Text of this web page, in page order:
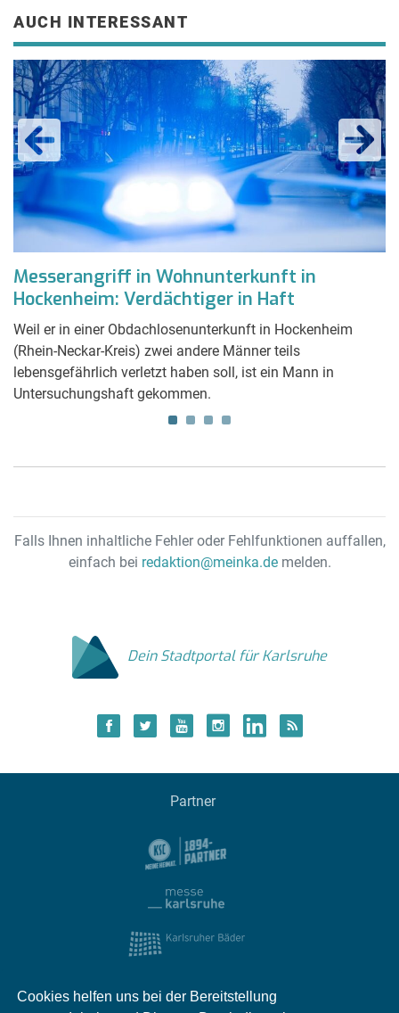
Cookies helfen uns bei der Bereitstellung
AUCH INTERESSANT
Messerangriff in Wohnunterkunft in
Hockenheim: Verdächtiger in Haft
Weil er in einer Obdachlosenunterkunft in Hockenheim
(Rhein-Neckar-Kreis) zwei andere Männer teils
lebensgefährlich verletzt haben soll, ist ein Mann in
Untersuchungshaft gekommen.
Falls Ihnen inhaltliche Fehler oder Fehlfunktionen auffallen,
einfach bei redaktion@meinka.demelden.
Dein Stadtportal für Karlsruhe
Partner